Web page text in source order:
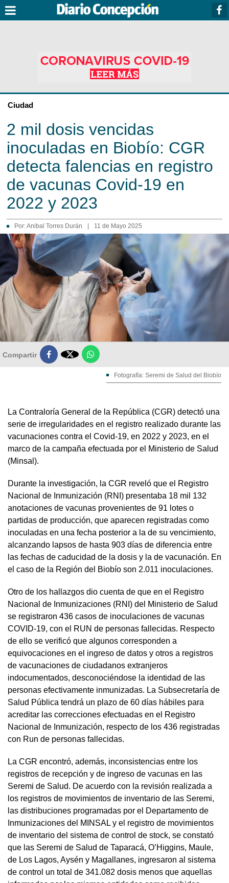
Ciudad
2 mil dosis vencidas
inoculadas en Biobío: CGR
detecta falencias en registro
de vacunas Covid-19 en
2022 y 2023
Por:Anibal Torres Durán 11 de Mayo 2025
Compartir 
Fotografía: Seremi de Salud del Biobío
La Contraloría General de la República (CGR) detectó una
serie de irregularidades en el registro realizado durante las
vacunaciones contra el Covid-19, en 2022 y 2023, en el
marco de la campaña efectuada por el Ministerio de Salud
(Minsal).
Durante la investigación, la CGR reveló que el Registro
Nacional de Inmunización (RNI) presentaba 18 mil 132
anotaciones de vacunas provenientes de 91 lotes o
partidas de producción, que aparecen registradas como
inoculadas en una fecha posterior a la de su vencimiento,
alcanzando lapsos de hasta 903 días de diferencia entre
las fechas de caducidad de la dosis y la de vacunación. En
el caso de la Región del Biobío son 2.011 inoculaciones.
Otro de los hallazgos dio cuenta de que en el Registro
Nacional de Inmunizaciones (RNI) del Ministerio de Salud
se registraron 436 casos de inoculaciones de vacunas
COVID-19, con el RUN de personas fallecidas. Respecto
de ello se verificó que algunos corresponden a
equivocaciones en el ingreso de datos y otros a registros
de vacunaciones de ciudadanos extranjeros
indocumentados, desconociéndose la identidad de las
personas efectivamente inmunizadas. La Subsecretaría de
Salud Pública tendrá un plazo de 60 días hábiles para
acreditar las correcciones efectuadas en el Registro
Nacional de Inmunización, respecto de los 436 registradas
con Run de personas fallecidas.
La CGR encontró, además, inconsistencias entre los
registros de recepción y de ingreso de vacunas en las
Seremi de Salud. De acuerdo con la revisión realizada a
los registros de movimientos de inventario de las Seremi,
las distribuciones programadas por el Departamento de
Inmunizaciones del MINSAL y el registro de movimientos
de inventario del sistema de control de stock, se constató
que las Seremi de Salud de Taparacá, O’Higgins, Maule,
de Los Lagos, Aysén y Magallanes, ingresaron al sistema
de control un total de 341.082 dosis menos que aquellas